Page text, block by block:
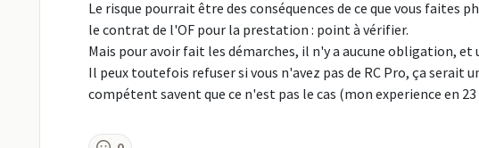
Le risque pourrait être des conséquences de ce que vous faites
le contrat de l'OF pour la prestation : point à vérifier.
Mais pour avoir fait les démarches, il n'y a aucune obligation, et
Il peux toutefois refuser si vous n'avez pas de RC Pro, ça serait
compétent savent que ce n'est pas le cas (mon experience en 23